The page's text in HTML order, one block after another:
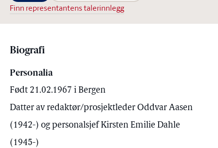
Finn representantens talerinnlegg
Biografi
Personalia
Født 21.02.1967 i Bergen
Datter av redaktør/prosjektleder Oddvar Aasen
(1942-) og personalsjef Kirsten Emilie Dahle
(1945-)